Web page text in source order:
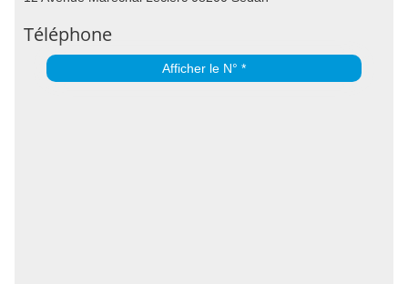
Téléphone
Afficher le N° *